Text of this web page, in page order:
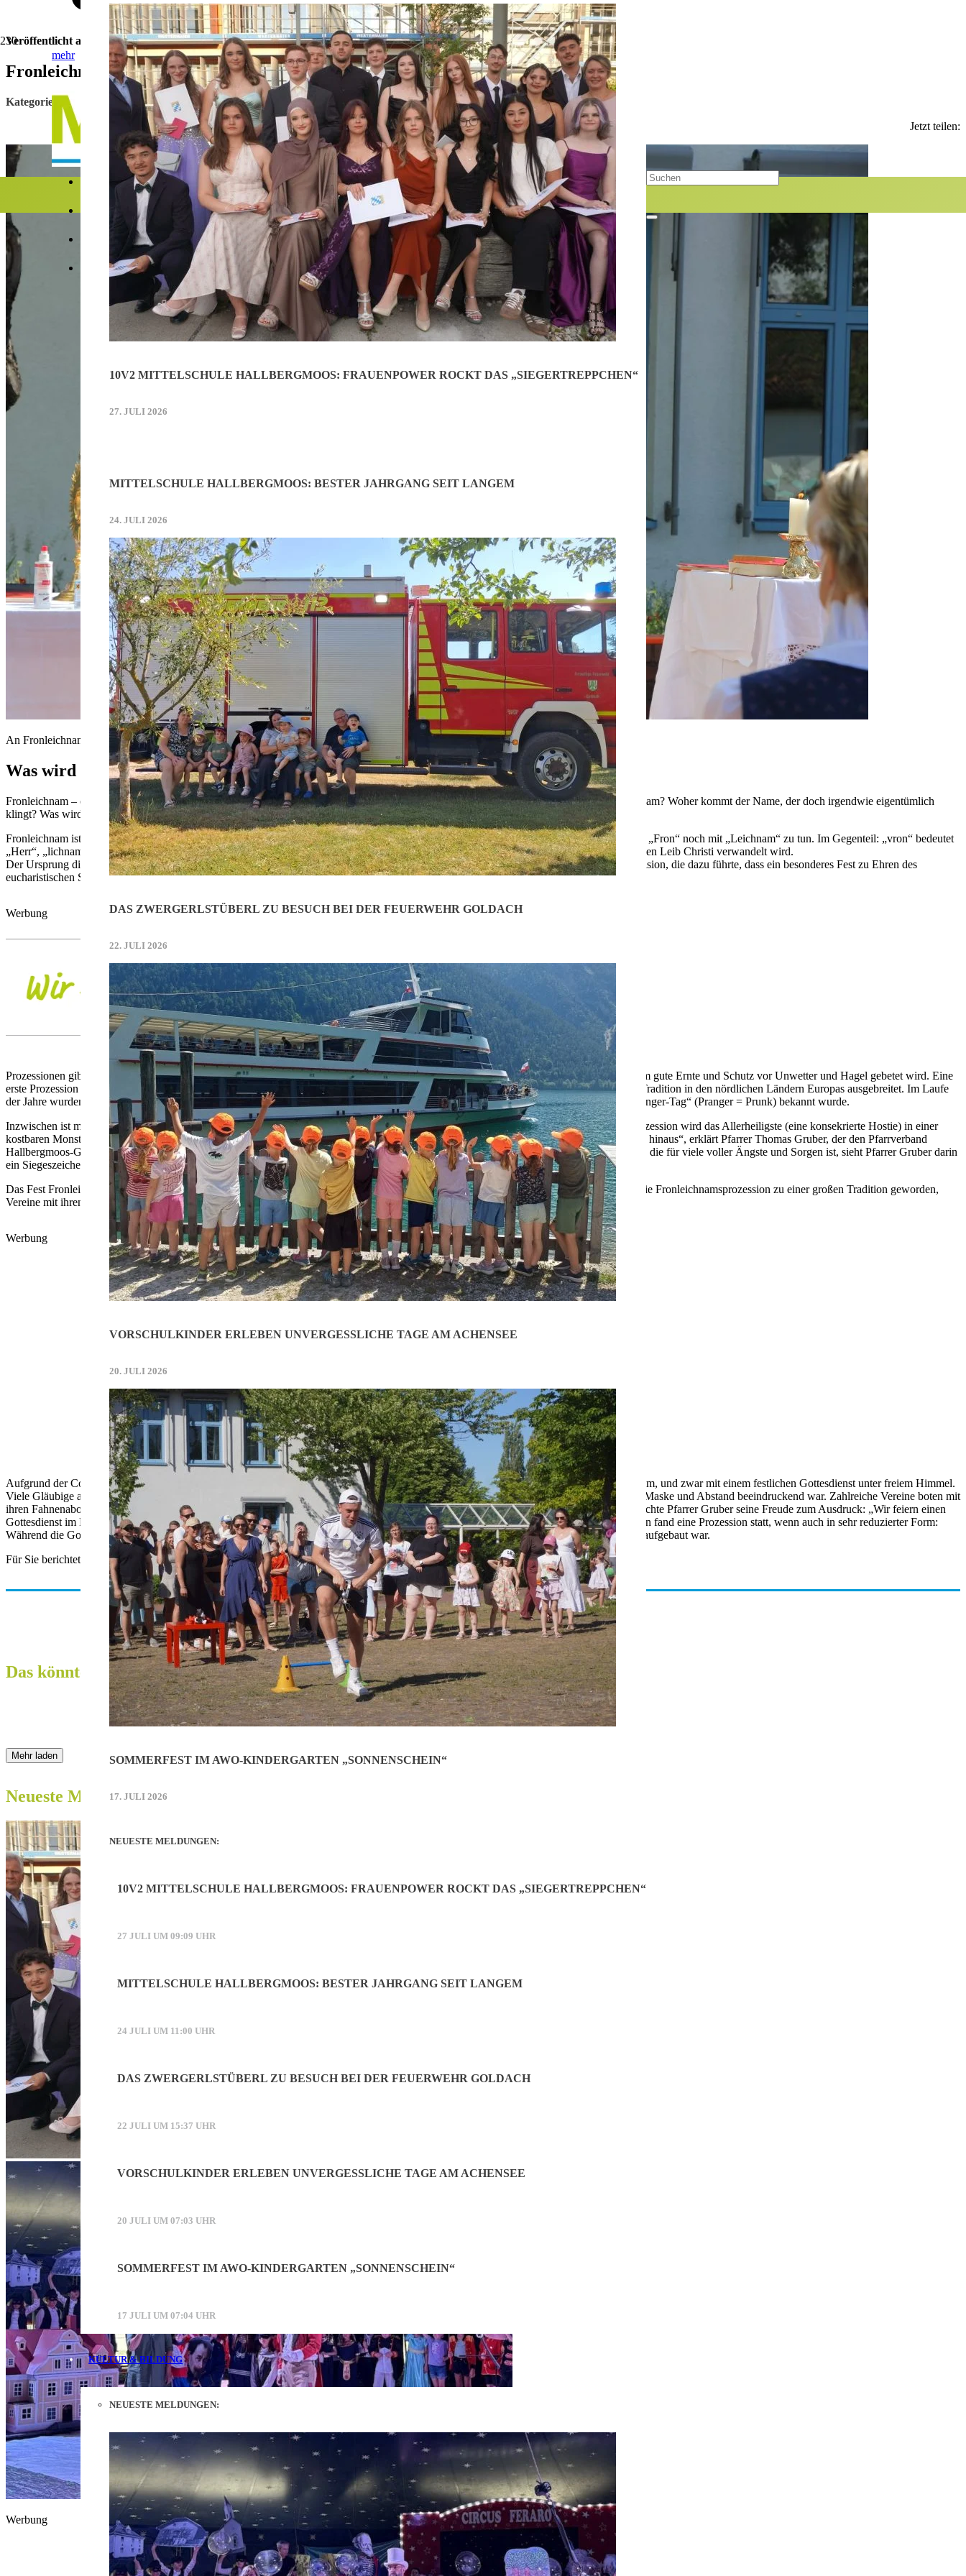
mehr
Online Werbung auf mooskurier.de
Printwerbung im Mooskurier
Mediadaten (PDF)
Kontakt
Werbung
10V2 MITTELSCHULE HALLBERGMOOS: FRAUENPOWER ROCKT DAS „SIEGERTREPPCHEN“
27. JULI 2026
MITTELSCHULE HALLBERGMOOS: BESTER JAHRGANG SEIT LANGEM
24. JULI 2026
DAS ZWERGERLSTÜBERL ZU BESUCH BEI DER FEUERWEHR GOLDACH
22. JULI 2026
VORSCHULKINDER ERLEBEN UNVERGESSLICHE TAGE AM ACHENSEE
20. JULI 2026
SOMMERFEST IM AWO-KINDERGARTEN „SONNENSCHEIN“
17. JULI 2026
NEUESTE MELDUNGEN:
10V2 MITTELSCHULE HALLBERGMOOS: FRAUENPOWER ROCKT DAS „SIEGERTREPPCHEN“
27 JULI UM 09:09 UHR
MITTELSCHULE HALLBERGMOOS: BESTER JAHRGANG SEIT LANGEM
24 JULI UM 11:00 UHR
DAS ZWERGERLSTÜBERL ZU BESUCH BEI DER FEUERWEHR GOLDACH
22 JULI UM 15:37 UHR
VORSCHULKINDER ERLEBEN UNVERGESSLICHE TAGE AM ACHENSEE
20 JULI UM 07:03 UHR
SOMMERFEST IM AWO-KINDERGARTEN „SONNENSCHEIN“
17 JULI UM 07:04 UHR
KULTUR & BILDUNG
NEUESTE MELDUNGEN:
Veröffentlicht am 3. Juni 2021
Fronleichnam – ein katholischer Feiertag
Kategorie:
Kirche
Jetzt teilen:
An Fronleichnam „den Glauben hinaustragen“ – Pfarrer Thomas Gruber
Was wird da überhaupt gefeiert?
Fronleichnam – ein Fest, das vor allem Katholiken mit einer prachtvollen Prozession durch den Ort verbinden. Doch was bedeutet Fronleichnam? Woher kommt der Name, der doch irgendwie eigentümlich
klingt? Was wird da eigentlich gefeiert? Wieso gibt es an diesem Tag eine Prozession?
Fronleichnam ist ein Hochfest der katholischen Kirche und wird zehn Tage nach Pfingsten gefeiert. Der Name hat allerdings weder etwas mit „Fron“ noch mit „Leichnam“ zu tun. Im Gegenteil: „vron“ bedeutet
„Herr“, „lichnam“ heißt „lebendiger Leib“. Es geht dabei um die Eucharistie, in der – nach katholischem Glauben – das Brot (die Hostie) in den Leib Christi verwandelt wird.
Der Ursprung dieses Festes liegt viele Jahrhunderte in der Vergangenheit. Im Jahr 1209 hatte die Augustinernonne Juliana von Lüttich eine Vision, die dazu führte, dass ein besonderes Fest zu Ehren des
eucharistischen Sakramentes eingeführt wurde. 1264 wurde es von Papst Urban IV. für die ganze Kirche vorgeschrieben.
Werbung
Prozessionen gibt es schon seit vielen Jahrhunderten und zu unterschiedlichen Anlässen. Wir kennen Bitt- und Flurprozessionen, bei denen um gute Ernte und Schutz vor Unwetter und Hagel gebetet wird. Eine
erste Prozession zum Fest Fronleichnam fand nachweislich bereits gegen Ende des 13. Jahrhunderts in Köln statt. Bald darauf hat sich diese Tradition in den nördlichen Ländern Europas ausgebreitet. Im Laufe
der Jahre wurden die Prozessionen allerdings oft sehr prunkvoll ausgestaltet, so dass dieser Tag nicht zu Unrecht auch unter dem Namen „Pranger-Tag“ (Pranger = Prunk) bekannt wurde.
Inzwischen ist man jedoch zum ursprünglichen Gedanken zurückgekehrt und beschränkt sich auf das Wesentliche. Bei der Fronleichnamsprozession wird das Allerheiligste (eine konsekrierte Hostie) in einer
kostbaren Monstranz durch den Ort getragen und die Gläubigen beten und singen dabei. „Es ist ein alter Volksglaube: Man trägt den Glauben hinaus“, erklärt Pfarrer Thomas Gruber, der den Pfarrverband
Hallbergmoos-Goldach leitet, „es ist das einfache Brot, das gebrochen und geteilt wird und von dem wir uns ernähren.“ Gerade in dieser Zeit, die für viele voller Ängste und Sorgen ist, sieht Pfarrer Gruber darin
ein Siegeszeichen und Grund zur Freude: „Christus hat den Tod besiegt.“
Das Fest Fronleichnam hat sich viele Jahrhunderte erhalten und wird in den einzelnen Gegenden sehr unterschiedlich gefeiert. In Bayern ist die Fronleichnamsprozession zu einer großen Tradition geworden,
Vereine mit ihren Fahnen und viele unterschiedliche Gruppierungen beteiligen sich und alle verbinden sich zu einer großen Gemeinschaft.
Werbung
Aufgrund der Corona-Pandemie musste heuer bereits zum zweiten Mal die Fronleichnamsprozession ausfallen. Gefeiert wurde jedoch trotzdem, und zwar mit einem festlichen Gottesdienst unter freiem Himmel.
Viele Gläubige aus Hallbergmoos und Goldach waren zum Hallberg-Platz gekommen, um an dem Gottesdienst teilzunehmen, der auch trotz Maske und Abstand beeindruckend war. Zahlreiche Vereine boten mit
ihren Fahnenabordnungen ein buntes Bild, die Goldacher Buam und ein Sänger sorgten für die musikalische Gestaltung. In seiner Predigt brachte Pfarrer Gruber seine Freude zum Ausdruck: „Wir feiern einen
Gottesdienst im Freien, in Freiheit“ und er verglich die kostbare Monstranz mit einem Pokal als Zeichen des Sieges. Trotz der Beschränkungen fand eine Prozession statt, wenn auch in sehr reduzierter Form:
Während die Gottesdienstteilnehmer an ihren Plätzen stehenblieben, zogen Pfarrer und Ministranten zu dem Altar, der vor dem Kindergarten aufgebaut war.
Für Sie berichtete Maria Schultz.
Jetzt teilen:
Das könnte Sie auch interessieren:
Mehr laden
Neueste Meldungen:
Werbung